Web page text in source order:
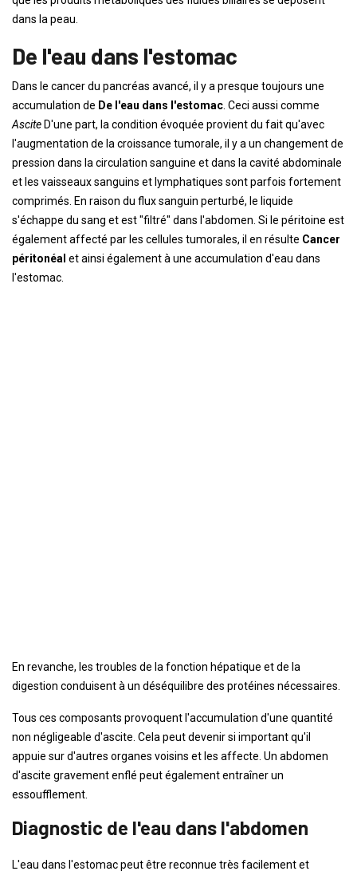
dans la peau.
De l'eau dans l'estomac
Dans le cancer du pancréas avancé, il y a presque toujours une
accumulation de De l'eau dans l'estomac . Ceci aussi comme
Ascite D'une part, la condition évoquée provient du fait qu'avec
l'augmentation de la croissance tumorale, il y a un changement de
pression dans la circulation sanguine et dans la cavité abdominale
et les vaisseaux sanguins et lymphatiques sont parfois fortement
comprimés. En raison du flux sanguin perturbé, le liquide
s'échappe du sang et est "filtré" dans l'abdomen. Si le péritoine est
également affecté par les cellules tumorales, il en résulte Cancer
péritonéal et ainsi également à une accumulation d'eau dans
l'estomac.
En revanche, les troubles de la fonction hépatique et de la
digestion conduisent à un déséquilibre des protéines nécessaires.
Tous ces composants provoquent l'accumulation d'une quantité
non négligeable d'ascite. Cela peut devenir si important qu'il
appuie sur d'autres organes voisins et les affecte. Un abdomen
d'ascite gravement enflé peut également entraîner un
essoufflement.
Diagnostic de l'eau dans l'abdomen
L'eau dans l'estomac peut être reconnue très facilement et